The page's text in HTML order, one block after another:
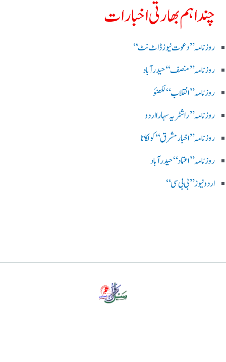
چند اہم بھارتی اخبارات
روز نامہ ’’ دعوت نیوز ڈاٹ نٹ‘‘
روزنامہ ’’ منصف‘‘ حیدر آباد
روزنامہ ’’ انقلاب‘‘ لکھنؤ
روز نامہ ’’راشٹریہ سہارا اردو
روزنامہ ’’اخبارمشرق‘‘ کولکاتا
روزنامہ ’’اعتماد‘‘ حیدرآباد
اردو نیوز ’’بی بی سی‘‘